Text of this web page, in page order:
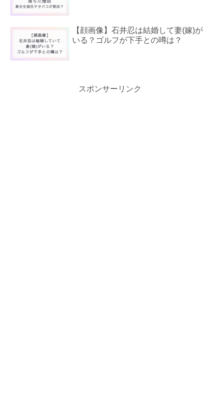
【顔画像】石井忍は結婚して妻(嫁)が
いる？ゴルフが下手との噂は？
スポンサーリンク